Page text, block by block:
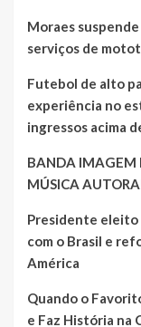
Moraes
serviços de
Futebol de alto
experiência no
ingressos acima
BANDA IMAGEM
MÚSICA
Presidente eleito
com o Brasil e
América
Quando o
e Faz História na